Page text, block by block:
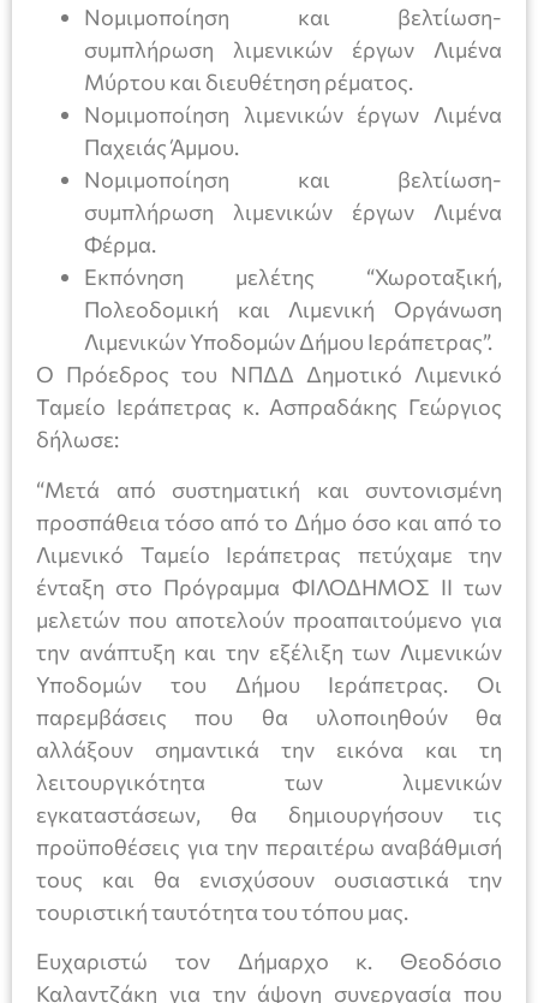
Νομιμοποίηση και βελτίωση-
συμπλήρωση λιμενικών έργων Λιμένα
Μύρτου και διευθέτηση ρέματος.
Νομιμοποίηση λιμενικών έργων Λιμένα
Παχειάς Άμμου.
Νομιμοποίηση και βελτίωση-
συμπλήρωση λιμενικών έργων Λιμένα
Φέρμα.
Εκπόνηση μελέτης “Χωροταξική,
Πολεοδομική και Λιμενική Οργάνωση
Λιμενικών Υποδομών Δήμου Ιεράπετρας”.
Ο Πρόεδρος του ΝΠΔΔ Δημοτικό Λιμενικό
Ταμείο Ιεράπετρας κ. Ασπραδάκης Γεώργιος
δήλωσε:
“Μετά από συστηματική και συντονισμένη
προσπάθεια τόσο από το Δήμο όσο και από το
Λιμενικό Ταμείο Ιεράπετρας πετύχαμε την
ένταξη στο Πρόγραμμα ΦΙΛΟΔΗΜΟΣ ΙΙ των
μελετών που αποτελούν προαπαιτούμενο για
την ανάπτυξη και την εξέλιξη των Λιμενικών
Υποδομών του Δήμου Ιεράπετρας. Οι
παρεμβάσεις που θα υλοποιηθούν θα
αλλάξουν σημαντικά την εικόνα και τη
λειτουργικότητα των λιμενικών
εγκαταστάσεων, θα δημιουργήσουν τις
προϋποθέσεις για την περαιτέρω αναβάθμισή
τους και θα ενισχύσουν ουσιαστικά την
τουριστική ταυτότητα του τόπου μας.
Ευχαριστώ τον Δήμαρχο κ. Θεοδόσιο
Καλαντζάκη για την άψογη συνεργασία που